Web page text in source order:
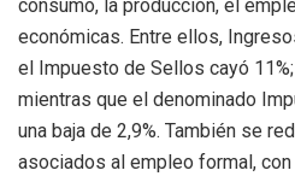
consumo, la producción, el
económicas. Entre ellos,
el Impuesto de Sellos cayó
mientras que el denominado
una baja de 2,9%. También se
asociados al empleo formal,